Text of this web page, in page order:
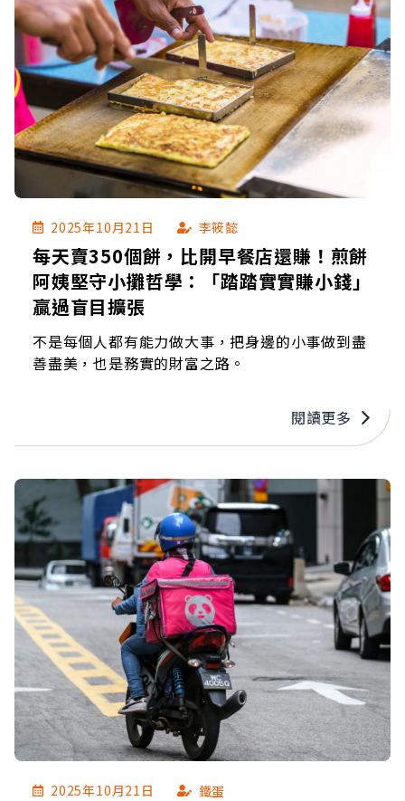
2025年10月21日 李筱懿
每天賣350個餅，比開早餐店還賺！煎餅
阿姨堅守小攤哲學：「踏踏實實賺小錢」
贏過盲目擴張
不是每個人都有能力做大事，把身邊的小事做到盡
善盡美，也是務實的財富之路。
閱讀更多
2025年10月21日 鐵蛋